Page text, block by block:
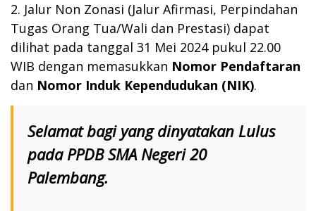
2. Jalur Non Zonasi (Jalur Afirmasi, Perpindahan
Tugas Orang Tua/Wali dan Prestasi) dapat
dilihat pada tanggal 31 Mei 2024 pukul 22.00
WIB dengan memasukkan Nomor Pendaftaran
dan Nomor Induk Kependudukan (NIK).
Selamat bagi yang dinyatakan Lulus
pada PPDB SMA Negeri 20
Palembang.